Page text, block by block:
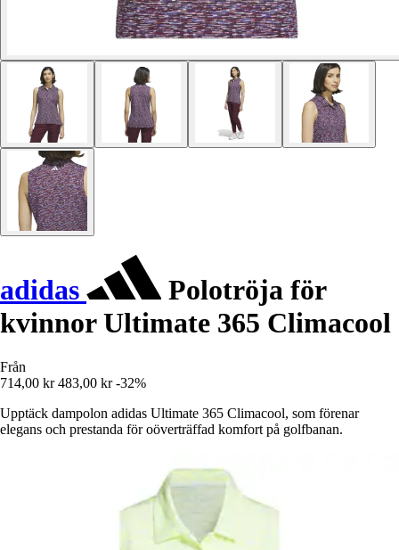
adidas
Polotröja för
kvinnor Ultimate 365 Climacool
Från
714,00 kr 483,00 kr -32%
Upptäck dampolon adidas Ultimate 365 Climacool, som förenar
elegans och prestanda för oöverträffad komfort på golfbanan.